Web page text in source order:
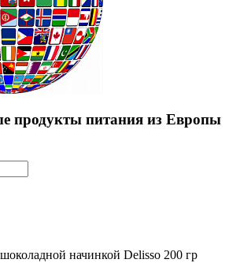
продукты питания из Европы
начинкой Delisso 200 гр